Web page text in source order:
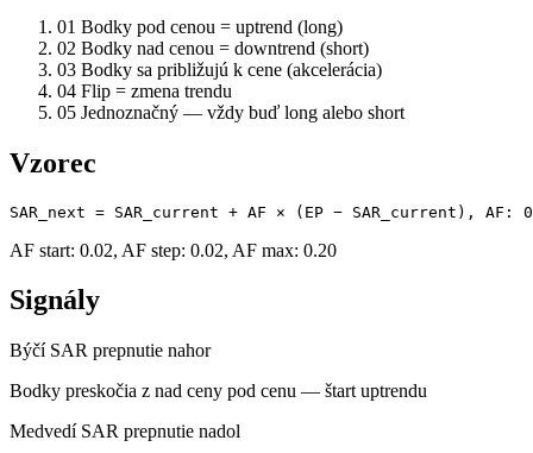
01 Bodky pod cenou = uptrend (long)
02 Bodky nad cenou = downtrend (short)
03 Bodky sa približujú k cene (akcelerácia)
04 Flip = zmena trendu
05 Jednoznačný — vždy buď long alebo short
Vzorec
SAR_next = SAR_current + AF × (EP − SAR_current), AF:
AF start: 0.02, AF step: 0.02, AF max: 0.20
Signály
Býčí SAR prepnutie nahor
Bodky preskočia z nad ceny pod cenu — štart uptrendu
Medvedí SAR prepnutie nadol